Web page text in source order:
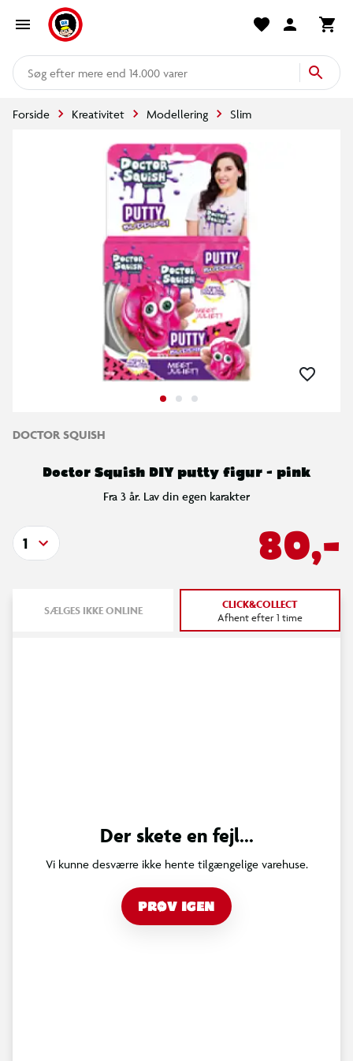
mere end 14.000 varer
Forside Kreativitet Modellering Slim
DOCTOR SQUISH
Doctor Squish DIY putty figur - pink
Fra 3 år. Lav din egen karakter
80,-
1
SÆLGES IKKE ONLINE CLICK&COLLECT
Afhent efter 1 time
Der skete en fejl...
Vi kunne desværre ikke hente tilgængelige varehuse.
PRØV IGEN